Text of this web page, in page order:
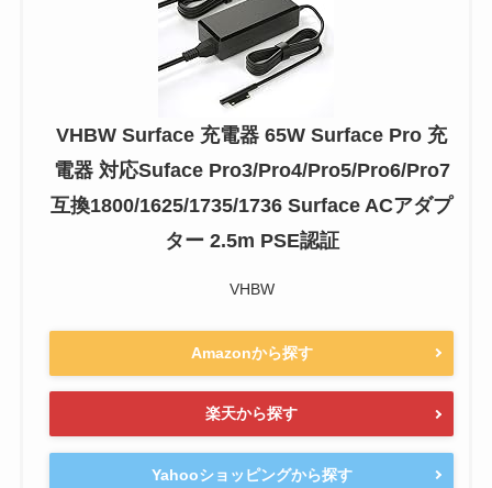
VHBW Surface 充電器 65W Surface Pro 充
電器 対応Suface Pro3/Pro4/Pro5/Pro6/Pro7
互換1800/1625/1735/1736 Surface ACアダプ
ター 2.5m PSE認証
VHBW
Amazonから探す
楽天から探す
Yahooショッピングから探す